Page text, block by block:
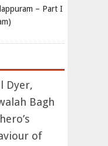
– Part I
Dyer,
Bagh
of